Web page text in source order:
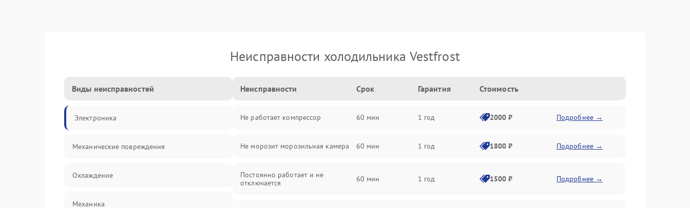
Неисправности холодильника Vestfrost
Виды неисправностей
Электроника
Механические повреждения
Охлаждение
Механика
Неисправности Срок Гарантия Стоимость
Не работает компрессор 60 мин 1 год 2000 ₽ Подробнее →
Не морозит морозильная камера 60 мин 1 год 1800 ₽ Подробнее →
Постоянно работает и не
отключается
60 мин 1 год 1500 ₽ Подробнее →